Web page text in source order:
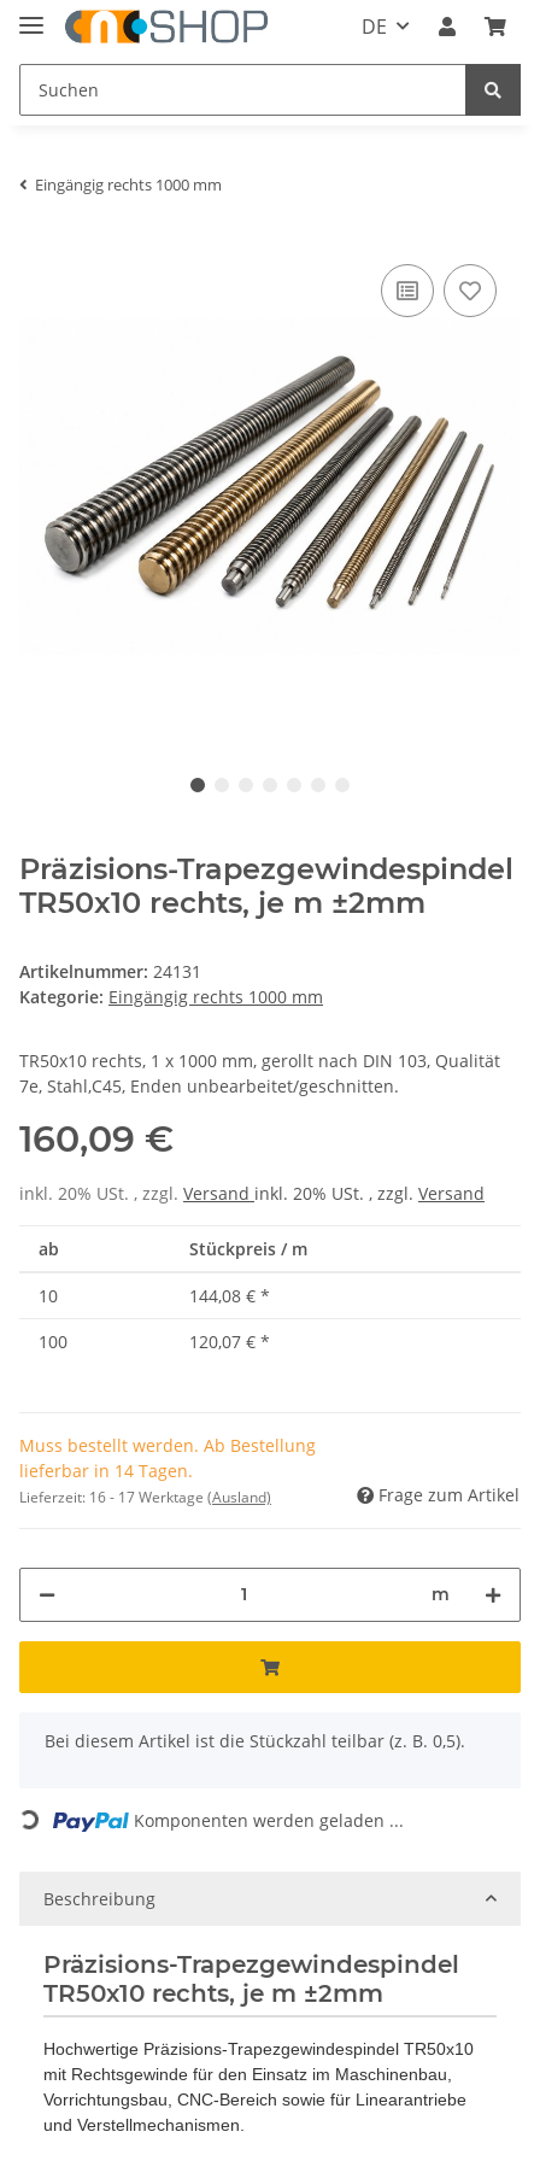
DE
Eingängig rechts 1000 mm
Präzisions-Trapezgewindespindel
TR50x10 rechts, je m ±2mm
Artikelnummer: 24131
Kategorie: Eingängig rechts 1000 mm
TR50x10 rechts, 1 x 1000 mm, gerollt nach DIN 103, Qualität
7e, Stahl,C45, Enden unbearbeitet/geschnitten.
160,09 €
inkl. 20% USt. , zzgl. Versand inkl. 20% USt. , zzgl. Versand
ab Stückpreis / m
10 144,08 € *
100
120,07 € *
Muss bestellt werden. Ab Bestellung
lieferbar in 14 Tagen.
Lieferzeit: 16 - 17 Werktage (Ausland) Frage zum Artikel
m
x
Bei diesem Artikel ist die Stückzahl teilbar (z. B. 0,5).
Loading... Komponenten werden geladen ...
Beschreibung
Präzisions-Trapezgewindespindel
TR50x10 rechts, je m ±2mm
Hochwertige Präzisions-Trapezgewindespindel TR50x10
mit Rechtsgewinde für den Einsatz im Maschinenbau,
Vorrichtungsbau, CNC-Bereich sowie für Linearantriebe
und Verstellmechanismen.